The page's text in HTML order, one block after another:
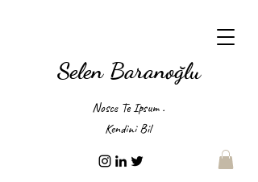
Selen Baranoğlu
Nosce Te Ipsum .
Kendini Bil